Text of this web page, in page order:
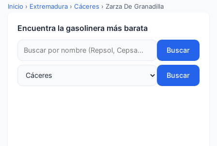
Inicio › Extremadura › Cáceres › Zarza De Granadilla
Encuentra la gasolinera más barata
Buscar
Buscar